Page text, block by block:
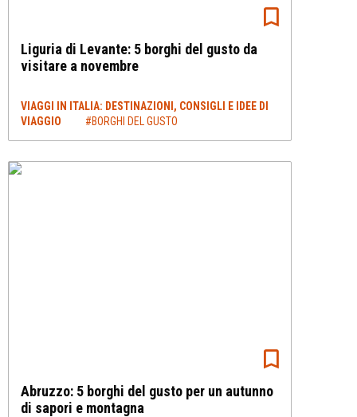
Liguria di Levante: 5 borghi del gusto da
visitare a novembre
VIAGGI IN ITALIA: DESTINAZIONI, CONSIGLI E IDEE DI
VIAGGIO
#BORGHI DEL GUSTO
Abruzzo: 5 borghi del gusto per un autunno
di sapori e montagna